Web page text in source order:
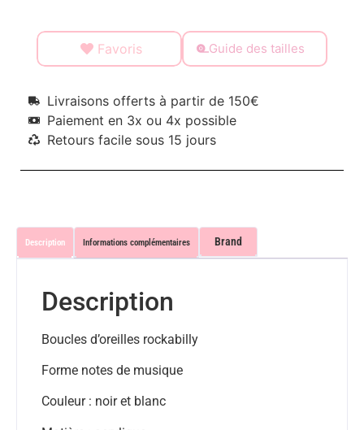
Favoris Guide des tailles
Livraisons offerts à partir de 150€
Paiement en 3x ou 4x possible
Retours facile sous 15 jours
Description Informations complémentaires Brand
Description
Boucles d’oreilles rockabilly
Forme notes de musique
Couleur : noir et blanc